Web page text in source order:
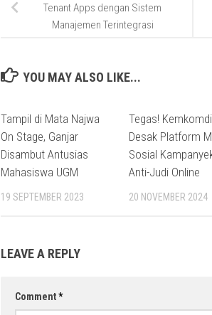
Tenant Apps dengan Sistem
Manajemen Terintegrasi
YOU MAY ALSO LIKE...
Tampil di Mata Najwa
On Stage, Ganjar
Disambut Antusias
Mahasiswa UGM
19 SEPTEMBER 2023
Tegas!
Desak Platform
Sosial
Anti-Judi Online
20 NOVEMBER 2024
LEAVE A REPLY
Comment*